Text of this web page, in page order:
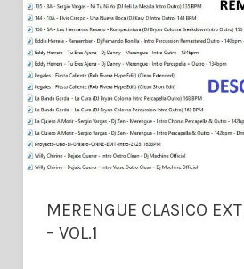
VOL.
2
MERENGUE CLASICO
– VOL.1